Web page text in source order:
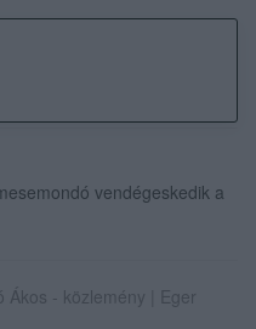
vendégeskedik a
Ákos - közlemény | Eger